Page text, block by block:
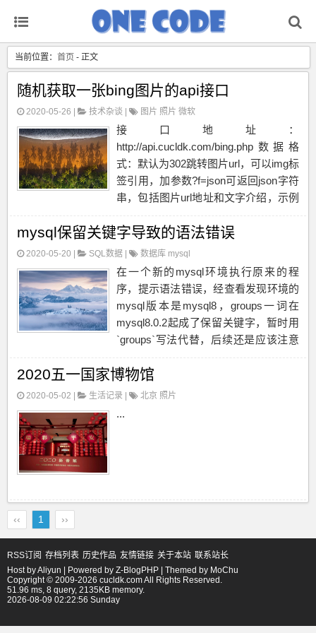
当前位置： 首页 - 正文
随机获取一张bing图片的api接口
2020-05-26 | 技术杂谈 图片 照片 微软
接口地址：
http://api.cucldk.com/bing.php数据格
式：默认为302跳转图片url，可以img标
签引用，加参数?f=json可返回json字符
串，包括图片url地址和文字介绍，示例
mysql保留关键字导致的语法错误
2020-05-20 | SQL数据 数据库 mysql
在一个新的mysql环境执行原来的程
序，提示语法错误，经查看发现环境的
mysql版本是mysql8，groups一词在
mysql8.0.2起成了保留关键字，暂时用
`groups`写法代替，后续还是应该注意
an error in your SQL synta...
2020五一国家博物馆
2020-05-02 | 生活记录 北京 照片
...
‹‹ 1 ››
RSS订阅 存档列表 历史作品 友情链接 关于本站 联系站长
Host byAliyun | Powered by Z-BlogPHP | Themed by MoChu
Copyright © 2009-2026 cucldk.com All Rights Reserved.
51.96 ms, 8 query, 2135KB memory.
2026-08-09 02:22:56 Sunday